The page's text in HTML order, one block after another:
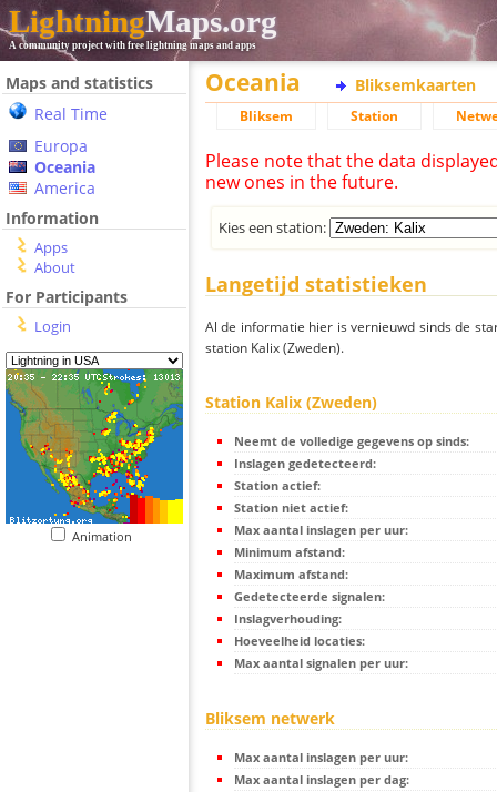
LightningMaps.org
A community project with free lightning maps and apps
Maps and statistics
Real Time
Europa
Oceania
America
Information
Apps
About
For Participants
Login
Animation
Oceania Bliksemkaarten
Bliksem Station
Please note that the data
new ones in the future.
Kies een station:
Langetijd statistieken
Al de informatie hier is vernieuwd sinds de
station Kalix (Zweden).
Station Kalix (Zweden)
Neemt de volledige gegevens op sinds:
Inslagen gedetecteerd:
Station actief:
Station niet actief:
Max aantal inslagen per uur:
Minimum afstand:
Maximum afstand:
Gedetecteerde signalen:
Inslagverhouding:
Hoeveelheid locaties:
Max aantal signalen per uur:
Bliksem netwerk
Max aantal inslagen per uur:
Max aantal inslagen per dag: